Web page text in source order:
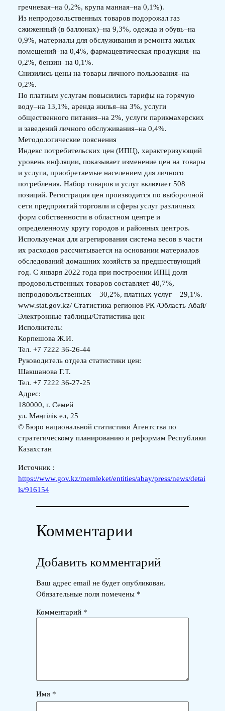
гречневая–на 0,2%, крупа манная–на 0,1%).
Из непродовольственных товаров подорожал газ
сжиженный (в баллонах)–на 9,3%, одежда и обувь–на
0,9%, материалы для обслуживания и ремонта жилых
помещений–на 0,4%, фармацевтическая продукция–на
0,2%, бензин–на 0,1%.
Снизились цены на товары личного пользования–на
0,2%.
По платным услугам повысились тарифы на горячую
воду–на 13,1%, аренда жилья–на 3%, услуги
общественного питания–на 2%, услуги парикмахерских
и заведений личного обслуживания–на 0,4%.
Методологические пояснения
Индекс потребительских цен (ИПЦ), характеризующий
уровень инфляции, показывает изменение цен на товары
и услуги, приобретаемые населением для личного
потребления. Набор товаров и услуг включает 508
позиций. Регистрация цен производится по выборочной
сети предприятий торговли и сферы услуг различных
форм собственности в областном центре и
определенному кругу городов и районных центров.
Используемая для агрегирования система весов в части
их расходов рассчитывается на основании материалов
обследований домашних хозяйств за предшествующий
год. С января 2022 года при построении ИПЦ доля
продовольственных товаров составляет 40,7%,
непродовольственных – 30,2%, платных услуг – 29,1%.
www.stat.gov.kz/ Статистика регионов РК /Область Абай/
Электронные таблицы/Статистика цен
Исполнитель:
Корпешова Ж.И.
Тел. +7 7222 36-26-44
Руководитель отдела статистики цен:
Шакшанова Г.Т.
Тел. +7 7222 36-27-25
Адрес:
180000, г. Семей
ул. Мәңгілік ел, 25
© Бюро национальной статистики Агентства по
стратегическому планированию и реформам Республики
Казахстан
Источник :
https://www.gov.kz/memleket/entities/abay/press/news/detai
ls/916154
Комментарии
Добавить комментарий
Ваш адрес email не будет опубликован.
Обязательные поля помечены *
Комментарий *
Имя *